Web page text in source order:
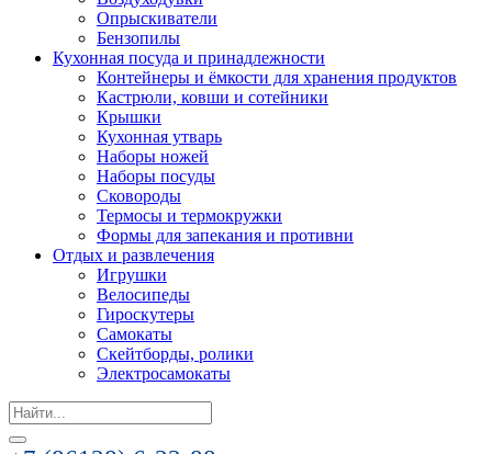
Опрыскиватели
Бензопилы
Кухонная посуда и принадлежности
Контейнеры и ёмкости для хранения продуктов
Кастрюли, ковши и сотейники
Крышки
Кухонная утварь
Наборы ножей
Наборы посуды
Сковороды
Термосы и термокружки
Формы для запекания и противни
Отдых и развлечения
Игрушки
Велосипеды
Гироскутеры
Самокаты
Скейтборды, ролики
Электросамокаты
Search
for: